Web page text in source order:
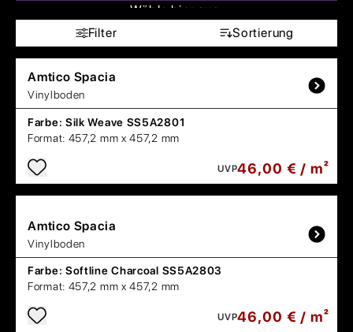
Wähle hier aus:
Filter
Sortierung
Amtico Spacia
Vinylboden
Farbe: Silk Weave SS5A2801
Format: 457,2 mm x 457,2 mm
UVP46,00 € / m²
Amtico Spacia
Vinylboden
Farbe: Softline Charcoal SS5A2803
Format: 457,2 mm x 457,2 mm
UVP46,00 € / m²